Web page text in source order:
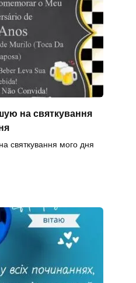
на святкування
святкування мого дня